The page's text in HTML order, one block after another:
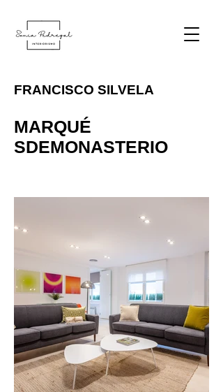
FRANCISCO SILVELA
MARQUÉ
SDEMONASTERIO